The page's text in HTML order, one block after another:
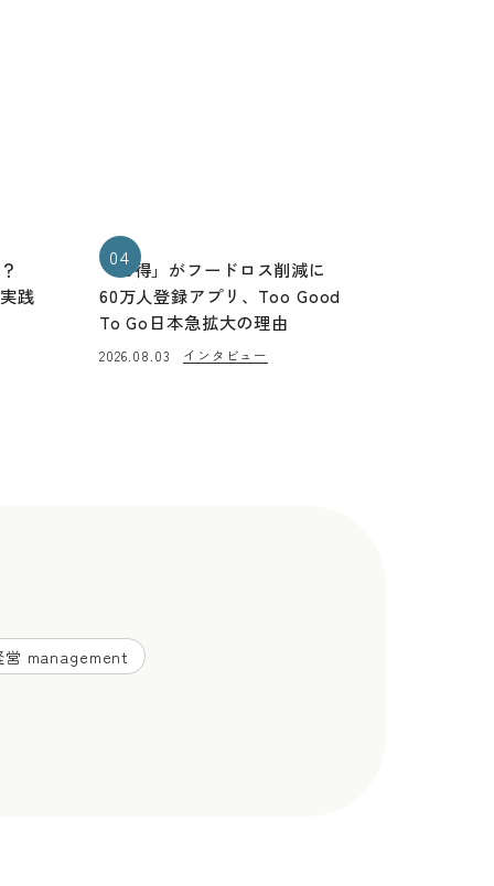
践
04
「お得」がフードロス削減に
60万人登録アプリ、Too Good
To Go日本急拡大の理由
2026.08.03 インタビュー
営 management